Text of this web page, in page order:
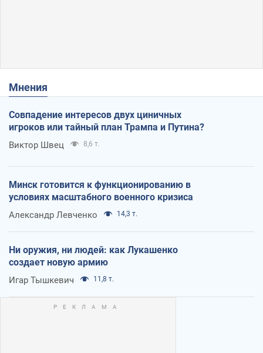
Мнения
Совпадение интересов двух циничных
игроков или тайный план Трампа и Путина?
Виктор Швец 8,6 т.
Минск готовится к функционированию в
условиях масштабного военного кризиса
Александр Левченко 14,3 т.
Ни оружия, ни людей: как Лукашенко
создает новую армию
Игар Тышкевич 11,8 т.